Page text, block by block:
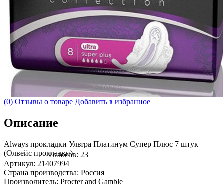
(0) Отзывы о товаре Добавить в избранное
Описание
Always прокладки Ультра Платинум Супер Плюс 7 штук
(Олвейс прокладки)
Голосов: 23
Артикул: 21407994
Страна производства: Россия
Производитель: Procter and Gamble